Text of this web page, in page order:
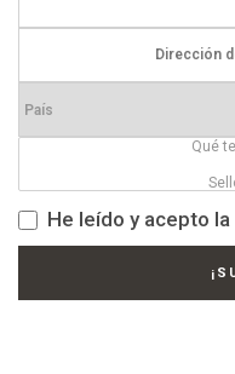
He leído y acepto la